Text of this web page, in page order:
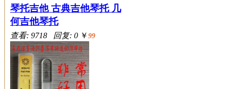
琴托吉他 古典吉他琴托 几
何吉他琴托
查看: 9718 回复: 0 ￥ 99